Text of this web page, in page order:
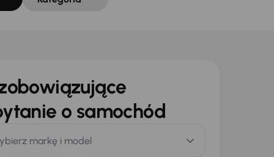
o samochód
markę i model